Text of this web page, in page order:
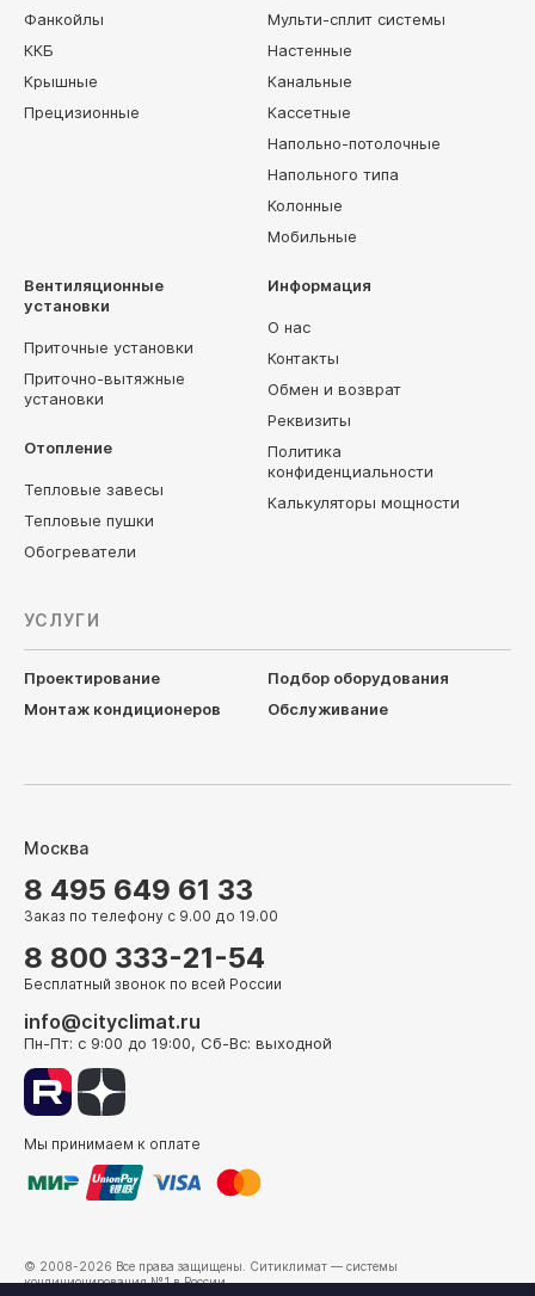
Фанкойлы
ККБ
Крышные
Прецизионные
Мульти-сплит системы
Настенные
Канальные
Кассетные
Напольно-потолочные
Напольного типа
Колонные
Мобильные
Вентиляционные
установки
Приточные установки
Приточно-вытяжные
установки
Отопление
Тепловые завесы
Тепловые пушки
Обогреватели
Информация
О нас
Контакты
Обмен и возврат
Реквизиты
Политика
конфиденциальности
Калькуляторы мощности
УСЛУГИ
Проектирование
Подбор оборудования
Монтаж кондиционеров
Обслуживание
Москва
8 495 649 61 33
Заказ по телефону с 9.00 до 19.00
8 800 333-21-54
Бесплатный звонок по всей России
info@cityclimat.ru
Пн-Пт: с 9:00 до 19:00, Сб-Вс: выходной
Мы принимаем к оплате
© 2008-2026 Все права защищены. Ситиклимат — системы
кондиционирования №1 в России.